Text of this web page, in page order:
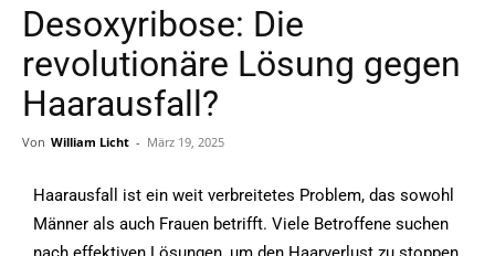
Desoxyribose: Die
revolutionäre Lösung gegen
Haarausfall?
Von William Licht - März 19, 2025
Haarausfall ist ein weit verbreitetes Problem, das sowohl
Männer als auch Frauen betrifft. Viele Betroffene suchen